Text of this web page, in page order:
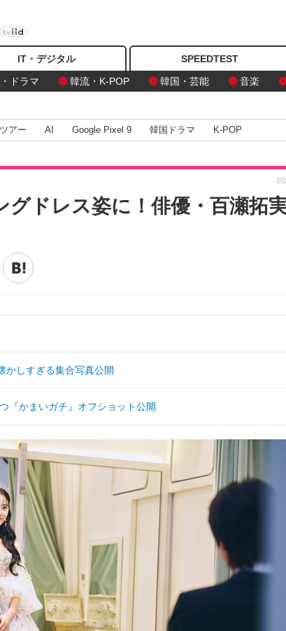
IT・デジタル SPEEDTEST
ドラマ
韓流・K-POP 韓国・芸能 音楽
アー AI Google Pixel 9 韓国ドラマ K-POP
グドレス姿に！俳優・百瀬拓
かしすぎる集合写真公開
『かまいガチ』オフショット公開